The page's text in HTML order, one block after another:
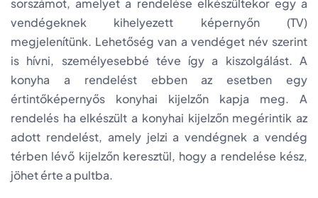
sorszámot, amelyet a rendelése elkészültekor egy a
vendégeknek kihelyezett képernyőn (TV)
megjelenítünk. Lehetőség van a vendéget név szerint
is hívni, személyesebbé téve így a kiszolgálást. A
konyha a rendelést ebben az esetben egy
értintőképernyős konyhai kijelzőn kapja meg. A
rendelés ha elkészült a konyhai kijelzőn megérintik az
adott rendelést, amely jelzi a vendégnek a vendég
térben lévő kijelzőn keresztül, hogy a rendelése kész,
jöhet érte a pultba.